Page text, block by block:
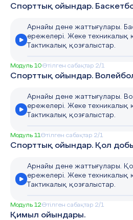
Спорттық ойындар.
Арнайы дене жаттығулары.
ережелері. Жеке техникалық
Тактикалық қозғалыстар.
Модуль 10Өтілген сабақтар 2/1
Спорттық ойындар.
Арнайы дене жаттығулары.
ережелері. Жеке техникалық
Тактикалық қозғалыстар.
Модуль 11Өтілген сабақтар 2/1
Спорттық ойындар. Қол
Арнайы дене жаттығулары.
ережелері. Жеке техникалық
Тактикалық қозғалыстар.
Модуль 12Өтілген сабақтар 2/1
Қимыл ойындары.